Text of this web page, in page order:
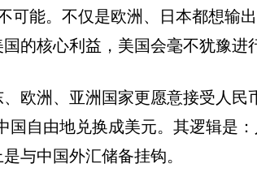
可能。不仅是欧洲、日本都想
的核心利益，美国会毫不犹豫进
欧洲、亚洲国家更愿意接受人
自由地兑换成美元。其逻辑是
与中国外汇储备挂钩。